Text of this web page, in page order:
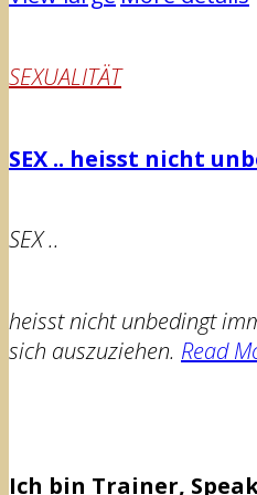
SEXUALITÄT
SEX .. heisst nicht
SEX ..
heisst nicht unbedingt
sich auszuziehen. Read
Ich bin Trainer,